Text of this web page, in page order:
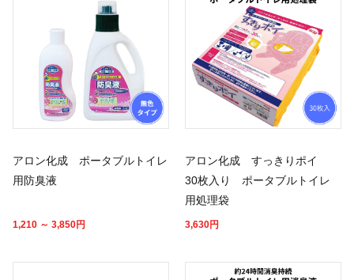
アロン化成 ポータブルトイレ
用防臭液
1,210 ～ 3,850円
アロン化成 すっきりポイ
30枚入り ポータブルトイレ
用処理袋
3,630円